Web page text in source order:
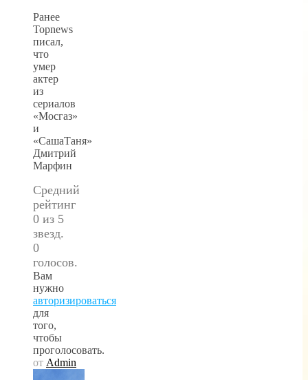
Ранее
Topnews
писал,
что
умер
актер
из
сериалов
«Мосгаз»
и
«СашаТаня»
Дмитрий
Марфин
Средний
рейтинг
0 из 5
звезд.
0
голосов.
Вам
нужно
авторизироваться
для
того,
чтобы
проголосовать.
от Admin